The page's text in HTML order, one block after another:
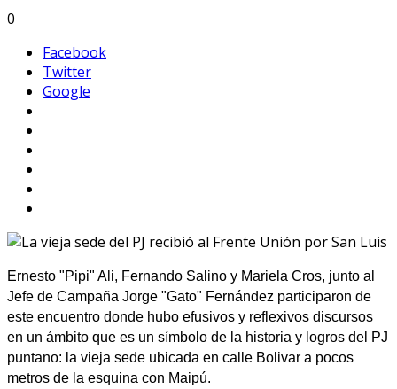
0
Facebook
Twitter
Google
Ernesto "Pipi" Ali, Fernando Salino y Mariela Cros, junto al
Jefe de Campaña Jorge "Gato" Fernández participaron de
este encuentro donde hubo efusivos y reflexivos discursos
en un ámbito que es un símbolo de la historia y logros del PJ
puntano: la vieja sede ubicada en calle Bolivar a pocos
metros de la esquina con Maipú.